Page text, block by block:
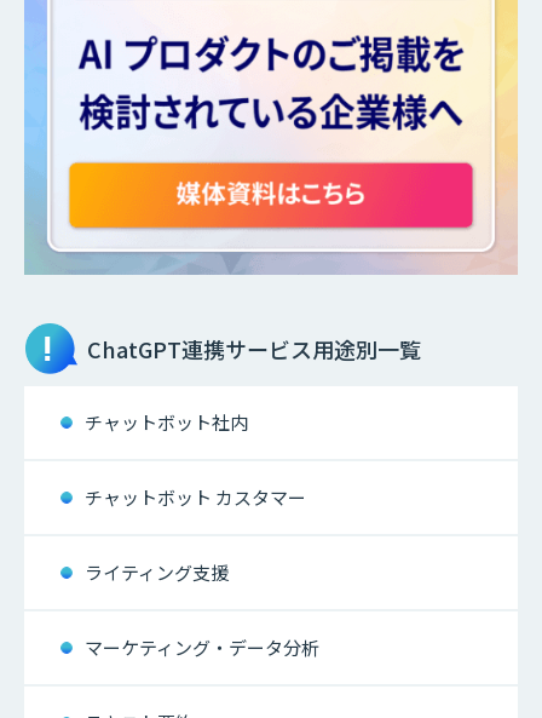
ChatGPT連携サービス用途別一覧
チャットボット社内
チャットボット カスタマー
ライティング支援
マーケティング・データ分析